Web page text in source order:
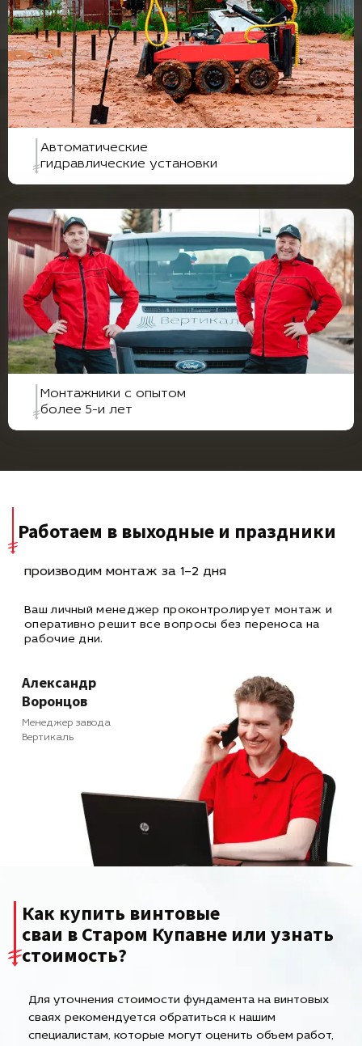
Автоматические
гидравлические установки
Монтажники с опытом
более 5-и лет
Работаем в выходные и праздники
производим монтаж за 1–2 дня
Ваш личный менеджер проконтролирует монтаж и
оперативнорешит все вопросы без переноса на
рабочие дни.
Александр
Воронцов
Менеджер завода
Вертикаль
Как купить винтовые
сваи в Старом Купавне или узнать
стоимость?
Для уточнения стоимости фундамента на винтовых
сваях рекомендуется обратиться к нашим
специалистам, которые могут оценить объем работ,